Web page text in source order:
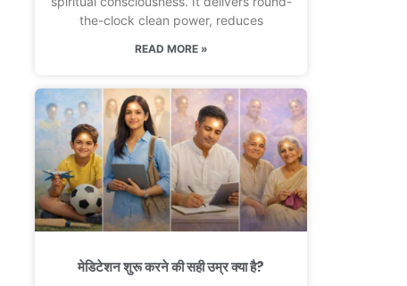
the-clock clean power, reduces
READ MORE »
मेडिटेशन शुरू करने की सही उम्र क्या है?